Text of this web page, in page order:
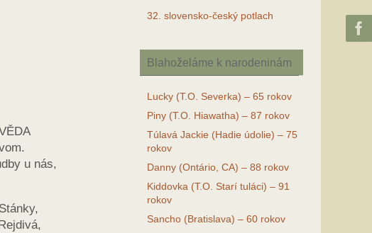
u nás,
32. slovensko-český potlach
Blahoželáme k narodeninám
Lucky (T.O. Severka) – 65 rokov
Piny (T.O. Hiawatha) – 87 rokov
Túlavá Jackie (Hadie údolie) – 75
rokov
Danny (Ontário, CA) – 88 rokov
Kiddovka (T.O. Starí tuláci) – 91
rokov
Sancho (Bratislava) – 60 rokov